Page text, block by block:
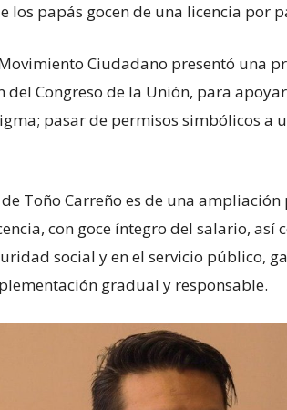
los papás gocen de una licencia por
Ciudadano presentó una
del Congreso de la Unión, para
pasar de permisos simbólicos a
Toño Carreño es de una
con goce íntegro del salario, así
social y en el servicio público,
gradual y responsable.